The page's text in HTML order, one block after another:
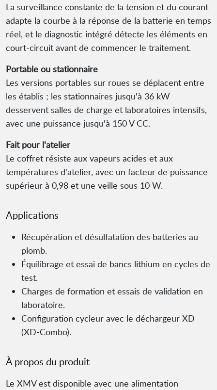
La surveillance constante de la tension et du courant
adapte la courbe à la réponse de la batterie en temps
réel, et le diagnostic intégré détecte les éléments en
court-circuit avant de commencer le traitement.
Portable ou stationnaire
Les versions portables sur roues se déplacent entre
les établis ; les stationnaires jusqu'à 36 kW
desservent salles de charge et laboratoires intensifs,
avec une puissance jusqu'à 150 V CC.
Fait pour l'atelier
Le coffret résiste aux vapeurs acides et aux
températures d'atelier, avec un facteur de puissance
supérieur à 0,98 et une veille sous 10 W.
Applications
Récupération et désulfatation des batteries au
plomb.
Équilibrage et essai de bancs lithium en cycles de
test.
Charges de formation et essais de validation en
laboratoire.
Configuration cycleur avec le déchargeur XD
(XD-Combo).
À propos du produit
Le XMV est disponible avec une alimentation